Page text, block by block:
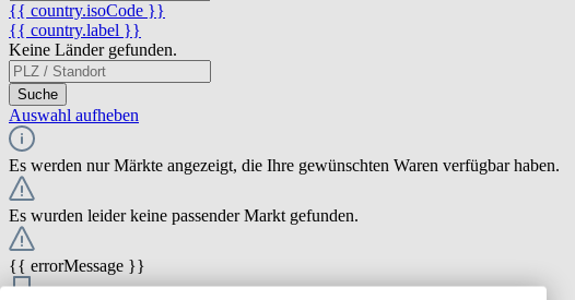
{{ country.isoCode }}
{{ country.label }}
Keine Länder gefunden.
Suche
Auswahl aufheben
Es werden nur Märkte angezeigt, die Ihre gewünschten Waren verfügbar haben.
Es wurden leider keine passender Markt gefunden.
{{ errorMessage }}